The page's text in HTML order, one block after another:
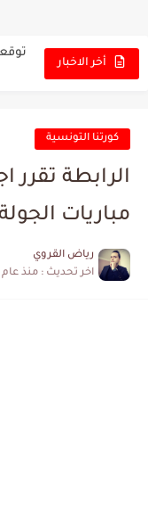
أخر الاخبار
كورتنا التونسية
الرابطة تقرر
مباريات الجولة 23 من البطولة
رياض القروي
اخر تحديث : منذ عام